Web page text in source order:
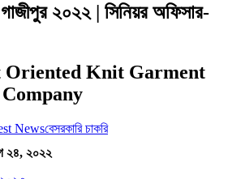
গাজীপুর ২০২২ | সিনিয়র অফিসার-
Oriented Knit Garment
Newsবেসরকারি চাকরি
২৪, ২০২২